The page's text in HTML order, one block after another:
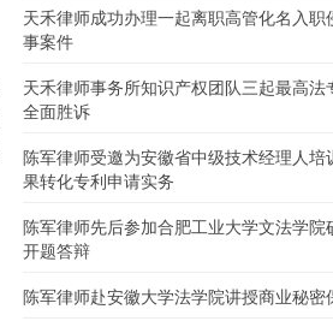
天禾律师成功办理一起离职高管化名入职
事案件
天禾律师事务所知识产权团队三起最高法
全面胜诉
陈军律师受邀为安徽省中级技术经理人培
果转化专利申请实务
陈军律师先后参加合肥工业大学文法学院
开题答辩
陈军律师赴安徽大学法学院讲授商业秘密